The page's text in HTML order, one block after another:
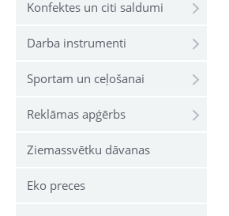
Konfektes un citi saldumi
Darba instrumenti
Sportam un ceļošanai
Reklāmas apģērbs
Ziemassvētku dāvanas
Eko preces